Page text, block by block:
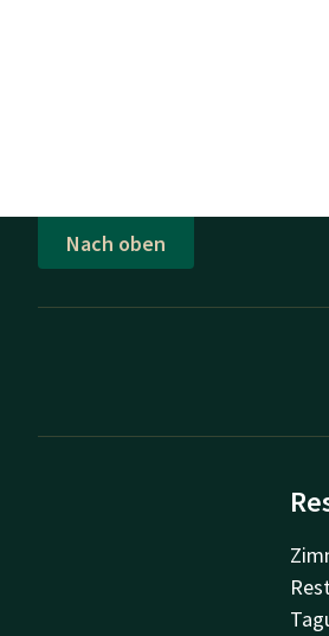
Nach oben